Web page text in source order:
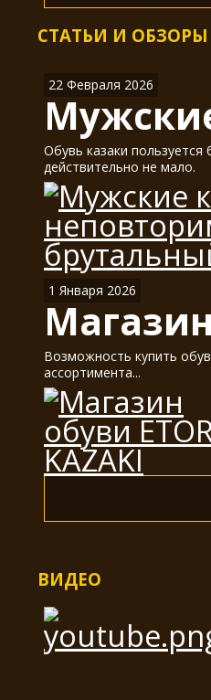
СТАТЬИ И ОБЗОРЫ
22 Февраля 2026
Обувь казаки
действительно не мало.
1 Января 2026
Возможность купить
ассортимента...
ВИДЕО